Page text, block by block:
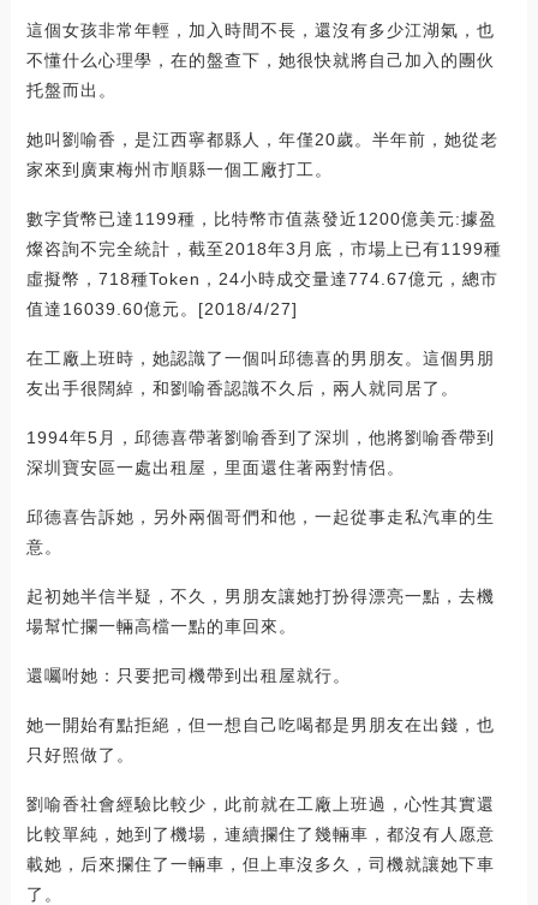
這個女孩非常年輕，加入時間不長，還沒有多少江湖氣，也
不懂什么心理學，在的盤查下，她很快就將自己加入的團伙
托盤而出。
她叫劉喻香，是江西寧都縣人，年僅20歲。半年前，她從老
家來到廣東梅州市順縣一個工廠打工。
數字貨幣已達1199種，比特幣市值蒸發近1200億美元:據盈
燦咨詢不完全統計，截至2018年3月底，市場上已有1199種
虛擬幣，718種Token，24小時成交量達774.67億元，總市
值達16039.60億元。[2018/4/27]
在工廠上班時，她認識了一個叫邱德喜的男朋友。這個男朋
友出手很闊綽，和劉喻香認識不久后，兩人就同居了。
1994年5月，邱德喜帶著劉喻香到了深圳，他將劉喻香帶到
深圳寶安區一處出租屋，里面還住著兩對情侶。
邱德喜告訴她，另外兩個哥們和他，一起從事走私汽車的生
意。
起初她半信半疑，不久，男朋友讓她打扮得漂亮一點，去機
場幫忙攔一輛高檔一點的車回來。
還囑咐她：只要把司機帶到出租屋就行。
她一開始有點拒絕，但一想自己吃喝都是男朋友在出錢，也
只好照做了。
劉喻香社會經驗比較少，此前就在工廠上班過，心性其實還
比較單純，她到了機場，連續攔住了幾輛車，都沒有人愿意
載她，后來攔住了一輛車，但上車沒多久，司機就讓她下車
了。